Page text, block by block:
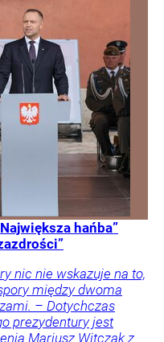
hańba”
nic nie wskazuje na to,
między dwoma
– Dotychczas
prezydentury jest
Mariusz Witczak z